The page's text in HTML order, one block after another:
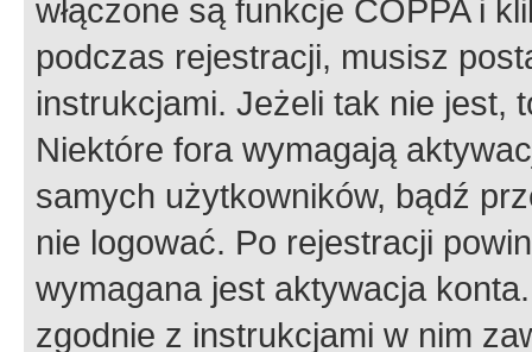
włączone są funkcje COPPA i
podczas rejestracji, musisz
instrukcjami. Jeżeli tak nie jest,
Niektóre fora wymagają
samych użytkowników, bądź
nie logować. Po rejestracji
wymagana jest aktywacja
zgodnie z instrukcjami w nim